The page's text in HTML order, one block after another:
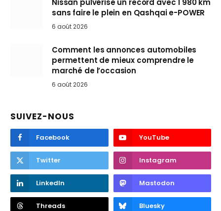
sans faire le plein en Qashqai e-POWER
6 août 2026
Comment les annonces automobiles
permettent de mieux comprendre le
marché de l’occasion
6 août 2026
SUIVEZ-NOUS
Facebook YouTube
Twitter Instagram
LinkedIn Mastodon
Threads Bluesky